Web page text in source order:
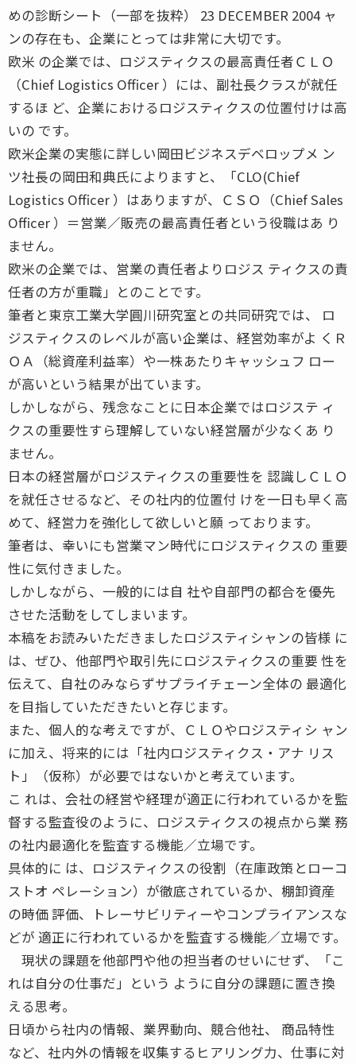
めの診断シート（一部を抜粋） 23 DECEMBER 2004 ャ
ンの存在も、企業にとっては非常に大切です。
欧米 の企業では、ロジスティクスの最高責任者ＣＬＯ
（Chief Logistics Officer ）には、副社長クラスが就任
するほ ど、企業におけるロジスティクスの位置付けは高
いの です。
欧米企業の実態に詳しい岡田ビジネスデベロップメ ン
ツ社長の岡田和典氏によりますと、「CLO(Chief
Logistics Officer ）はありますが、ＣＳＯ（Chief Sales
Officer ）＝営業／販売の最高責任者という役職はあ り
ません。
欧米の企業では、営業の責任者よりロジス ティクスの責
任者の方が重職」とのことです。
筆者と東京工業大学圓川研究室との共同研究では、 ロ
ジスティクスのレベルが高い企業は、経営効率がよ くＲ
ＯＡ（総資産利益率）や一株あたりキャッシュフ ロー
が高いという結果が出ています。
しかしながら、残念なことに日本企業ではロジステ ィ
クスの重要性すら理解していない経営層が少なくあ り
ません。
日本の経営層がロジスティクスの重要性を 認識しＣＬＯ
を就任させるなど、その社内的位置付 けを一日も早く高
めて、経営力を強化して欲しいと願 っております。
筆者は、幸いにも営業マン時代にロジスティクスの 重要
性に気付きました。
しかしながら、一般的には自 社や自部門の都合を優先
させた活動をしてしまいます。
本稿をお読みいただきましたロジスティシャンの皆様 に
は、ぜひ、他部門や取引先にロジスティクスの重要 性を
伝えて、自社のみならずサプライチェーン全体の 最適化
を目指していただきたいと存じます。
また、個人的な考えですが、ＣＬＯやロジスティシ ャン
に加え、将来的には「社内ロジスティクス・アナ リス
ト」（仮称）が必要ではないかと考えています。
こ れは、会社の経営や経理が適正に行われているかを監
督する監査役のように、ロジスティクスの視点から業 務
の社内最適化を監査する機能／立場です。
具体的に は、ロジスティクスの役割（在庫政策とローコ
ストオ ペレーション）が徹底されているか、棚卸資産
の時価 評価、トレーサビリティーやコンプライアンスな
どが 適正に行われているかを監査する機能／立場です。
現状の課題を他部門や他の担当者のせいにせず、「こ
れは自分の仕事だ」という ように自分の課題に置き換
える思考。
日頃から社内の情報、業界動向、競合他社、 商品特性
など、社内外の情報を収集するヒアリング力、仕事に対